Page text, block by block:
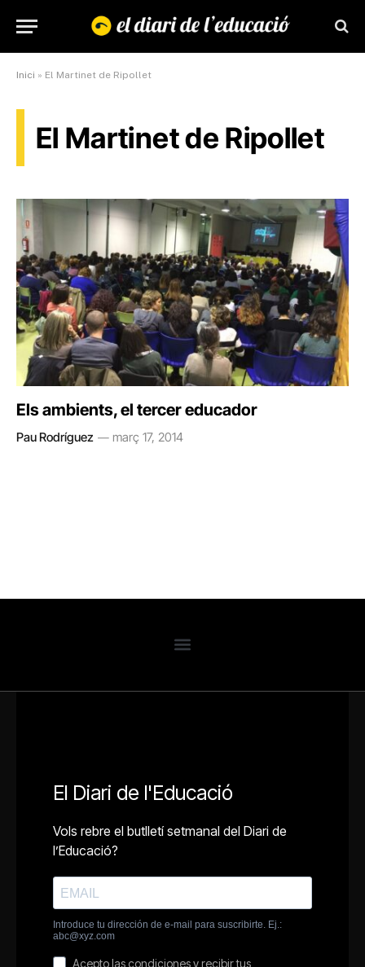
Inici » El Martinet de Ripollet
El Martinet de Ripollet
Els ambients, el tercer educador
Pau Rodríguez març 17, 2014